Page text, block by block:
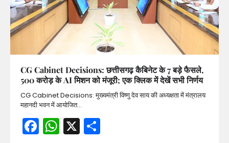
CG Cabinet Decisions: छत्तीसगढ़ कैबिनेट के 7 बड़े फैसले,
500 करोड़ के AI मिशन को मंजूरी; एक क्लिक में देखें सभी निर्णय
CG Cabinet Decisions: मुख्यमंत्री विष्णु देव साय की अध्यक्षता में मंत्रालय
महानदी भवन में आयोजित…
Facebook
WhatsApp
X